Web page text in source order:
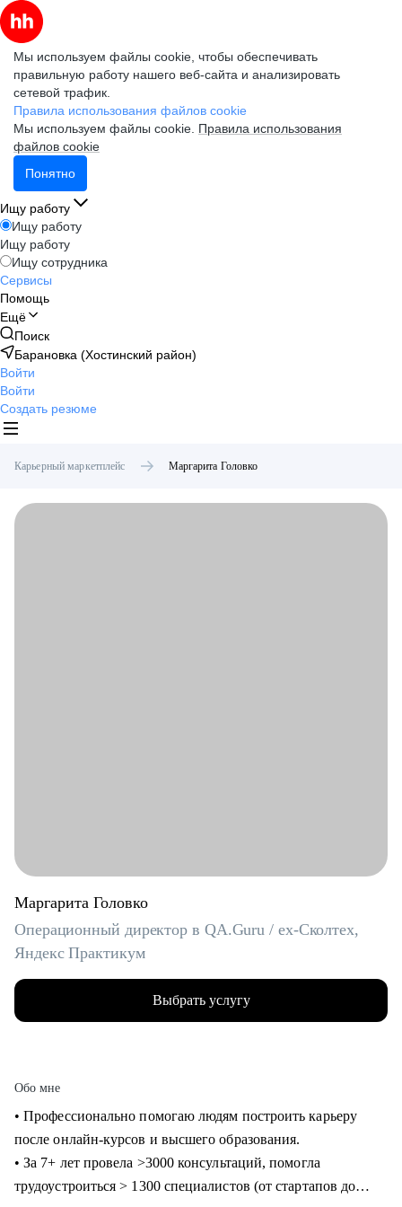
Мы используем файлы cookie, чтобы обеспечивать
правильную работу нашего веб-сайта и анализировать
сетевой трафик.
Правила использования файлов cookie
Мы используем файлы cookie. Правила использования
файлов cookie
Понятно
Ищу работу
Ищу работу
Ищу работу
Ищу сотрудника
Сервисы
Помощь
Ещё
Поиск
Барановка (Хостинский район)
Войти
Войти
Создать резюме
Карьерный маркетплейс Маргарита Головко
Маргарита Головко
Операционный директор в QA.Guru / ex-Сколтех,
Яндекс Практикум
Выбрать услугу
Обо мне
• Профессионально помогаю людям построить карьеру
после онлайн-курсов и высшего образования.
• За 7+ лет провела >3000 консультаций, помогла
трудоустроиться > 1300 специалистов (от стартапов до